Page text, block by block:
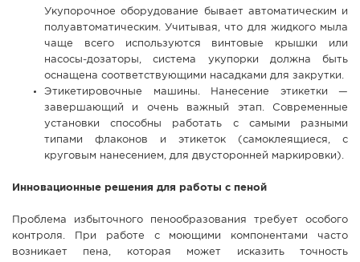
Укупорочное оборудование бывает автоматическим и
полуавтоматическим. Учитывая, что для жидкого мыла
чаще всего используются винтовые крышки или
насосы-дозаторы, система укупорки должна быть
оснащена соответствующими насадками для закрутки.
Этикетировочные машины. Нанесение этикетки —
завершающий и очень важный этап. Современные
установки способны работать с самыми разными
типами флаконов и этикеток (самоклеящиеся, с
круговым нанесением, для двусторонней маркировки).
Инновационные решения для работы с пеной
Проблема избыточного пенообразования требует особого
контроля. При работе с моющими компонентами часто
возникает пена, которая может исказить точность